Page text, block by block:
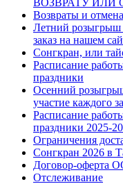
ВОЗВРАТУ ИЛИ
Возвраты и отмена
Летний розыгрыш
заказ на нашем
Сонгкран, или
Расписание
праздники
Осенний
участие каждого
Расписание
праздники 2025-
Ограничения
Сонгкран 2026 в
Договор-оферта
Отслеживание